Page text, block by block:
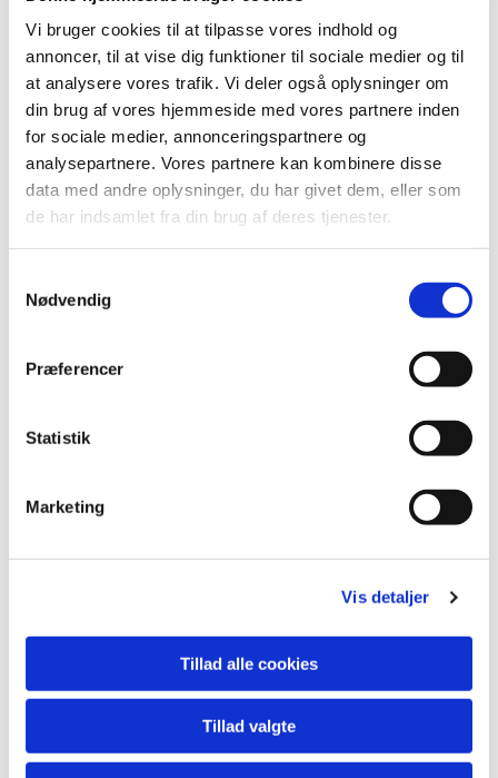
Vi bruger cookies til at tilpasse vores indhold og
annoncer, til at vise dig funktioner til sociale medier og til
at analysere vores trafik. Vi deler også oplysninger om
din brug af vores hjemmeside med vores partnere inden
for sociale medier, annonceringspartnere og
analysepartnere. Vores partnere kan kombinere disse
data med andre oplysninger, du har givet dem, eller som
de har indsamlet fra din brug af deres tjenester.
Nødvendig
Præferencer
Statistik
Marketing
Vis detaljer
Tillad alle cookies
Tillad valgte
den afgørende forskel, at præsten ikke spørger parret
om de hver især vil tage den anden til ægtefælle.
Dette spørgsmål har parret jo svaret på, da de indgik
ægteskab på rådhuset.
Ritualet ved kirkelig velsignelse kan varieres, så det
ligner en vielse mest muligt eller så det er tydeligt
forskelligt fra et kirkebryllup.
Mød præsterne